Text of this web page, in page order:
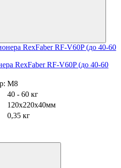
RexFaber RF-V60P (до 40-60
М8
40 - 60 кг
120х220х40мм
0,35 кг